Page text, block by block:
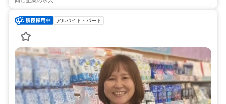
アルバイト・パート